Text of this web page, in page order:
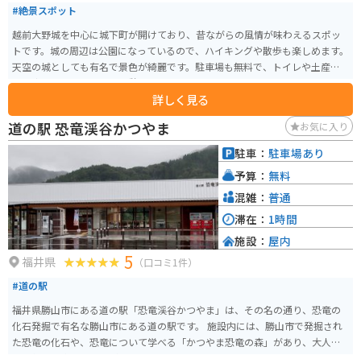
#絶景スポット
越前大野城を中心に城下町が開けており、昔ながらの風情が味わえるスポッ
トです。城の周辺は公園になっているので、ハイキングや散歩も楽しめます。
天空の城としても有名で景色が綺麗です。駐車場も無料で、トイレや土産物
店も完備しているので、休憩ついで買い物もできます。
詳しく見る
道の駅 恐竜渓谷かつやま お気に入り
福井県 5 （口コミ1件）
#道の駅
福井県勝山市にある道の駅「恐竜渓谷かつやま」は、その名の通り、恐竜の
化石発掘で有名な勝山市にある道の駅です。 施設内には、勝山市で発掘され
た恐竜の化石や、恐竜について学べる「かつやま恐竜の森」があり、大人か
駐車： 駐車場あり
予算： 無料
混雑： 普通
滞在： 1時間
施設： 屋内